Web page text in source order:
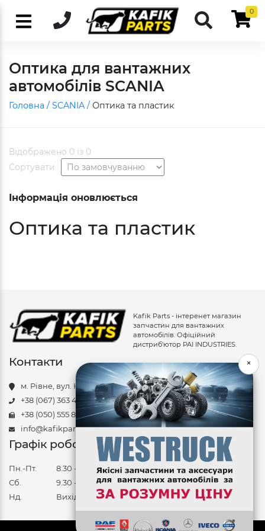
0
Оптика для вантажних
автомобілів SCANIA
Головна / SCANIA / Оптика та пластик
Відображено 0 із 0
Сортувати
Інформація оновлюється
Оптика та пластик
Kafik Parts - інтеренет магазин
запчастин для вантажних
автомобілів. Офіційний
дистриб'ютор PAI INDUSTRIES.
Контакти
м. Рівне, вул. Курчатова, 34
+38 (067) 363 48 78
+38 (050) 555 85 88
info@kafikparts.com
Графік роботи
Пн.-Пт.
8.30 - 17.30
Сб.
9.30 - 14.30
Нд.
Вихідний
×